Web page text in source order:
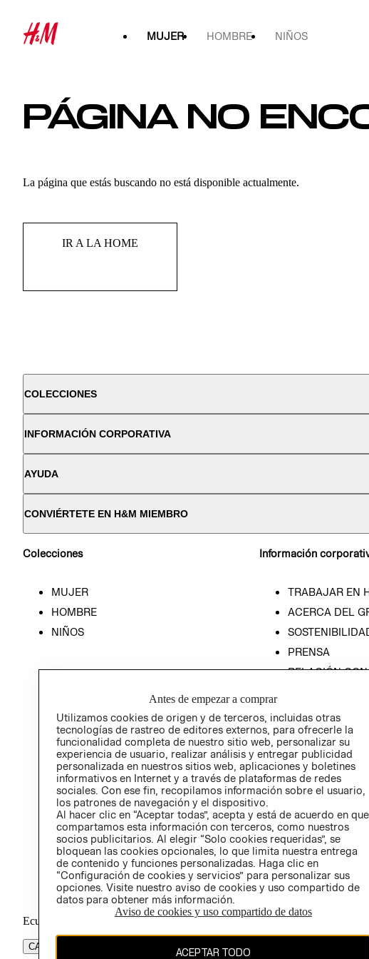
MUJER HOMBRE NIÑOS
PÁGINA NO
La página que estás buscando no está disponible actualmente.
IR A LA HOME
COLECCIONES
INFORMACIÓN CORPORATIVA
AYUDA
CONVIÉRTETE EN H&M MIEMBRO
Colecciones
MUJER
HOMBRE
NIÑOS
Información
TRABAJAR EN
ACERCA DEL
PRENSA
RELACIÓN
POLÍTICA
Ecuador ($)
CAMBIAR REGIÓN
Antes de empezar a comprar
Utilizamos cookies de origen y de terceros, incluidas otras
tecnologías de rastreo de editores externos, para ofrecerle la
funcionalidad completa de nuestro sitio web, personalizar su
experiencia de usuario, realizar análisis y entregar publicidad
personalizada en nuestros sitios web, aplicaciones y boletines
informativos en Internet y a través de plataformas de redes
sociales. Con ese fin, recopilamos información sobre el usuario,
los patrones de navegación y el dispositivo.
Al hacer clic en “Aceptar todas”, acepta y está de acuerdo en que
compartamos esta información con terceros, como nuestros
socios publicitarios. Al elegir “Solo cookies requeridas”, se
bloquean las cookies opcionales, lo que limita nuestra entrega
de contenido y funciones personalizadas. Haga clic en
“Configuración de cookies y servicios” para personalizar sus
opciones. Visite nuestro aviso de cookies y uso compartido de
datos para obtener más información.
Aviso de cookies y uso compartido de datos
ACEPTAR TODO